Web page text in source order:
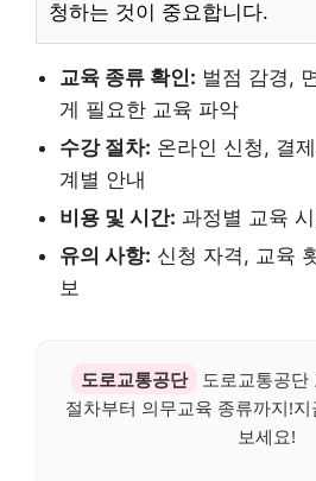
청하는 것이 중요합니다.
교육 종류 확인: 벌점 감경,
게 필요한 교육 파악
수강 절차: 온라인 신청, 결
계별 안내
비용 및 시간: 과정별 교육
유의 사항: 신청 자격, 교육
보
도로교통공단
도로교통공단
절차부터 의무교육 종류까지!
보세요!